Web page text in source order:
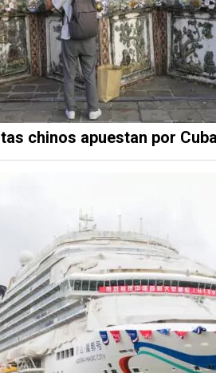
chinos apuestan por